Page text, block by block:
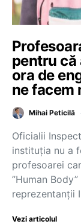
pentru că
ora de
ne facem
Mihai Peticilă
Oficialii
instituţia nu a
profesoarei
”Human
reprezentanții
Vezi articolul